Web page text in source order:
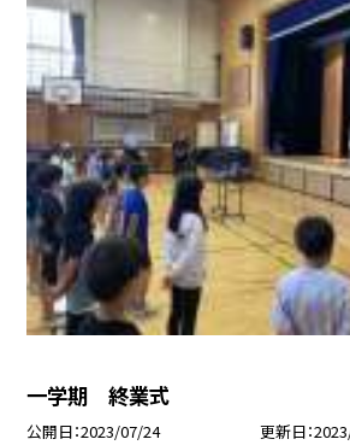
一学期 終業式
公開日 2023/07/24 更新日